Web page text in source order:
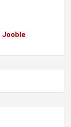
Jooble